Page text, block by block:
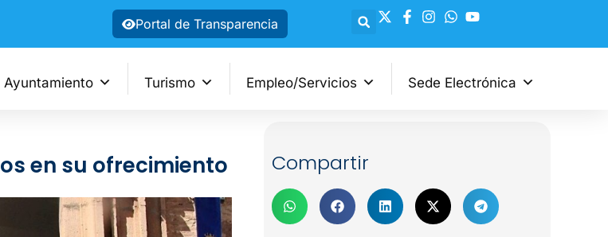
Portal de Transparencia
Ayuntamiento Turismo Empleo/Servicios Sede Electrónica
en su ofrecimiento Compartir